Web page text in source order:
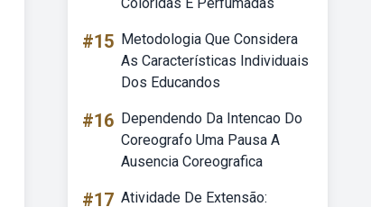
#15 Metodologia Que Considera
As Características Individuais
Dos Educandos
#16 Dependendo Da Intencao Do
Coreografo Uma Pausa A
Ausencia Coreografica
#17 Atividade De Extensão: